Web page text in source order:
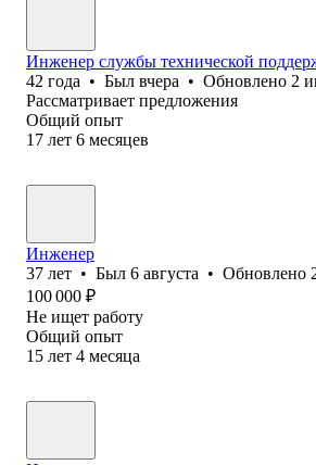
Инженер службы технической
42 года • Был вчера • Обновлено 2
Рассматривает предложения
Общий опыт
17 лет 6 месяцев
Инженер
37 лет • Был 6 августа • Обновлено
100 000 ₽
Не ищет работу
Общий опыт
15 лет 4 месяца